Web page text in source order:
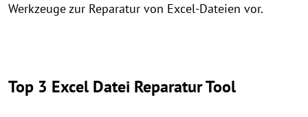
Werkzeuge zur Reparatur von Excel-Dateien vor.
Top 3 Excel Datei Reparatur Tool